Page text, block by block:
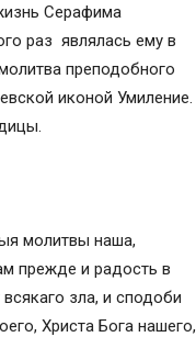
Серафима
раз являлась ему в
преподобного
иконой Умиление.
молитвы наша,
прежде и радость в
зла, и сподоби
Христа Бога нашего,